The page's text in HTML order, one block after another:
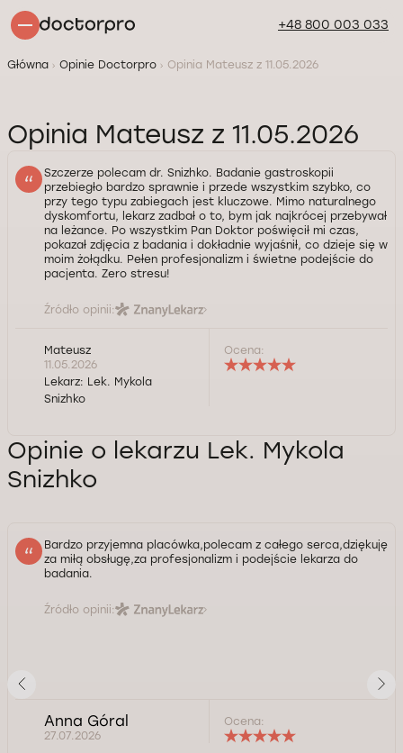
+48 800 003 033
Główna Opinie Doctorpro Opinia Mateusz z 11.05.2026
Opinia Mateusz z 11.05.2026
Szczerze polecam dr. Snizhko. Badanie gastroskopii
przebiegło bardzo sprawnie i przede wszystkim szybko, co
przy tego typu zabiegach jest kluczowe. Mimo naturalnego
dyskomfortu, lekarz zadbał o to, bym jak najkrócej przebywał
na leżance. Po wszystkim Pan Doktor poświęcił mi czas,
pokazał zdjęcia z badania i dokładnie wyjaśnił, co dzieje się w
moim żołądku. Pełen profesjonalizm i świetne podejście do
pacjenta. Zero stresu!
Źródło opinii:
Mateusz
11.05.2026
Lekarz: Lek. Mykola
Snizhko
Ocena:
Opinie o lekarzu Lek. Mykola
Snizhko
Bardzo przyjemna placówka,polecam z całego serca,dziękuję
za miłą obsługę,za profesjonalizm i podejście lekarza do
badania.
Źródło opinii:
Anna Góral
27.07.2026
Ocena: